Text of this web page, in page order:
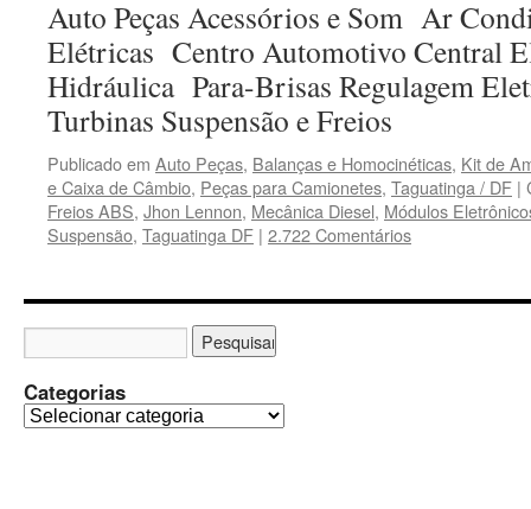
de
de
Auto Peças Acessórios e Som Ar
Elétricas Centro Automotivo Central
Hidráulica Para-Brisas Regulagem
Turbinas Suspensão e Freios
Publicado em Auto Peças, Balanças e Homocinéticas, Kit de
e Caixa de Câmbio, Peças para Camionetes, Taguatinga / DF |
Freios ABS, Jhon Lennon, Mecânica Diesel, Módulos
Suspensão, Taguatinga DF | 2.722 Comentários
Categorias
C